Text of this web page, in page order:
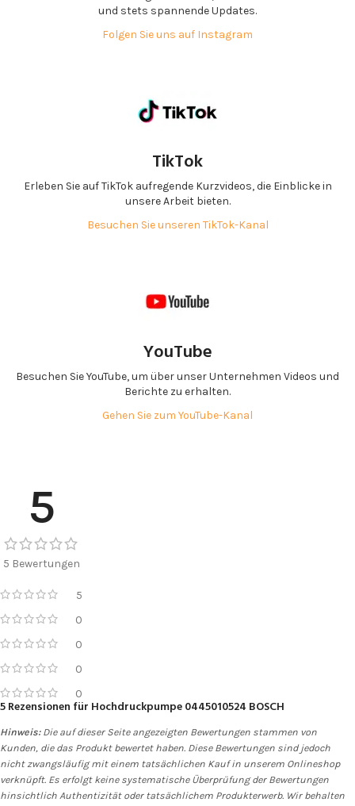
und stets spannende Updates.
Folgen Sie uns auf Instagram
TikTok
Erleben Sie auf TikTok aufregende Kurzvideos, die Einblicke in
unsere Arbeit bieten.
Besuchen Sie unseren TikTok-Kanal
YouTube
Besuchen Sie YouTube, um über unser Unternehmen Videos und
Berichte zu erhalten.
Gehen Sie zum YouTube-Kanal
5
5 Bewertungen
5
0
0
0
0
5 Rezensionen für Hochdruckpumpe 0445010524 BOSCH
Hinweis:Die auf dieser Seite angezeigten Bewertungen stammen von
Kunden, die das Produkt bewertet haben. Diese Bewertungen sind jedoch
nicht zwangsläufig mit einem tatsächlichen Kauf in unserem Onlineshop
verknüpft. Es erfolgt keine systematische Überprüfung der Bewertungen
hinsichtlich Authentizität oder tatsächlichem Produkterwerb. Wir behalten